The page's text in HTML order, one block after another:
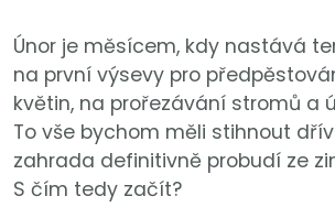
Únor je měsícem, kdy nastává
na první výsevy pro
květin, na prořezávání stromů a
To vše bychom měli stihnout
zahrada definitivně probudí ze
S čím tedy začít?